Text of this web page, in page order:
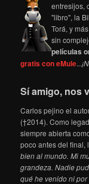
entresijos,
"libro", la
Torá, y
sin
películas
gratis con eMule...
Sí amigo, nos
Carlos pejino el
(†2014). Como
siempre abierta
poco antes del final,
bien al mundo. Mi
grandeza. Nadie
qué he venido ni